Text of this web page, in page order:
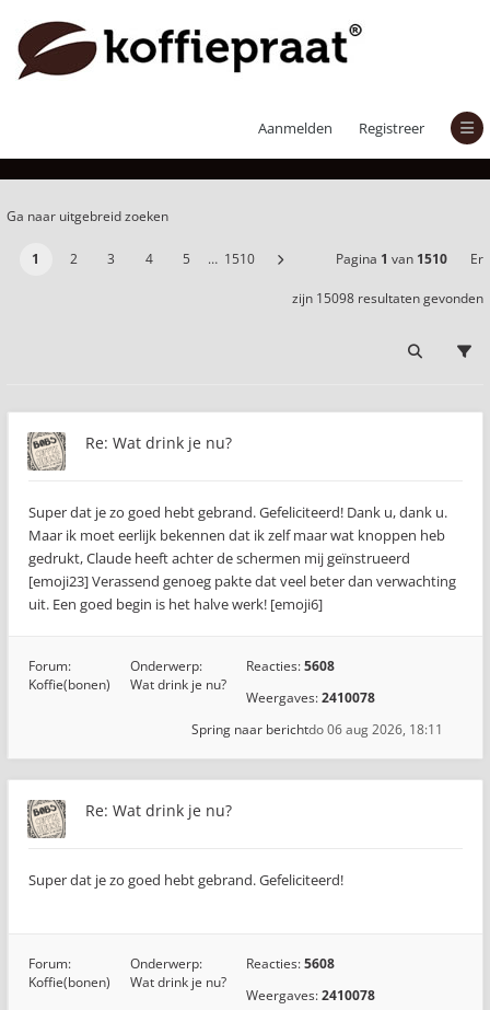
Aanmelden Registreer
Er zijn 15098 resultaten gevonden
Ga naar uitgebreid zoeken
1 2 3 4 5 … 1510 Pagina 1 van 1510 Er
zijn 15098 resultaten gevonden
Re: Wat drink je nu?
Super dat je zo goed hebt gebrand. Gefeliciteerd! Dank u, dank u.
Maar ik moet eerlijk bekennen dat ik zelf maar wat knoppen heb
gedrukt, Claude heeft achter de schermen mij geïnstrueerd
[emoji23] Verassend genoeg pakte dat veel beter dan verwachting
uit. Een goed begin is het halve werk! [emoji6]
Forum:
Koffie(bonen)
Onderwerp:
Wat drink je nu?
Reacties:5608
Weergaves:2410078
do 06 aug 2026, 18:11
Spring naar bericht
Re: Wat drink je nu?
Super dat je zo goed hebt gebrand. Gefeliciteerd!
Forum:
Koffie(bonen)
Onderwerp:
Wat drink je nu?
Reacties:5608
Weergaves:2410078